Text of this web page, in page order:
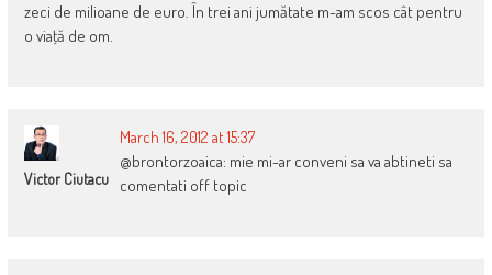
zeci de milioane de euro. În trei ani jumătate m-am scos cât pentru
o viaţă de om.
Victor Ciutacu
March 16, 2012 at 15:37
@brontorzoaica: mie mi-ar conveni sa va abtineti sa
comentati off topic